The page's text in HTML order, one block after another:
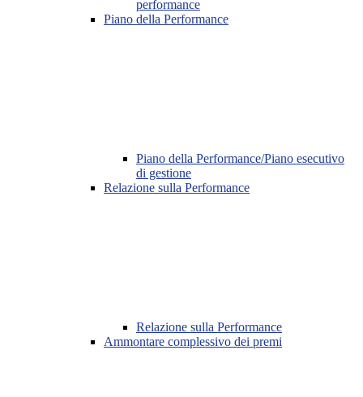
performance
Piano della Performance
Piano della Performance/Piano esecutivo
di gestione
Relazione sulla Performance
Relazione sulla Performance
Ammontare complessivo dei premi